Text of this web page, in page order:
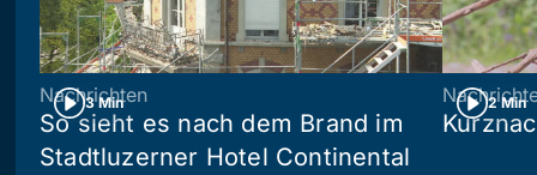
3 Min
Nachrichten
So sieht es nach dem Brand im
Stadtluzerner Hotel Continental
2 Min